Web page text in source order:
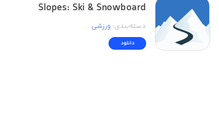
Slopes: Ski & Snowboard
دسته‌بندی: ورزشی
دانلود